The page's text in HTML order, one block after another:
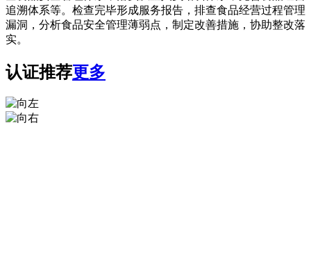
追溯体系等。检查完毕形成服务报告，排查食品经营过程管理
漏洞，分析食品安全管理薄弱点，制定改善措施，协助整改落
实。
认证推荐更多